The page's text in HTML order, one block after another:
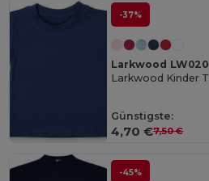
-37%
Larkwood LW020
Günstigste:
4,70 €7,50 €
-45%